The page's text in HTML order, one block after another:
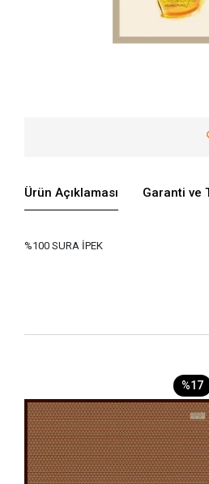
Ürün Açıklaması Garanti ve
%100 SURA İPEK
%17